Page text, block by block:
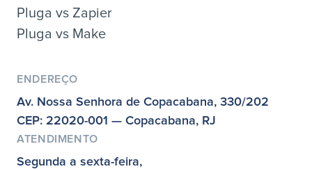
Pluga vs Zapier
Pluga vs Make
ENDEREÇO
Av. Nossa Senhora de Copacabana, 330/202
CEP: 22020-001 — Copacabana, RJ
ATENDIMENTO
Segunda a sexta-feira,